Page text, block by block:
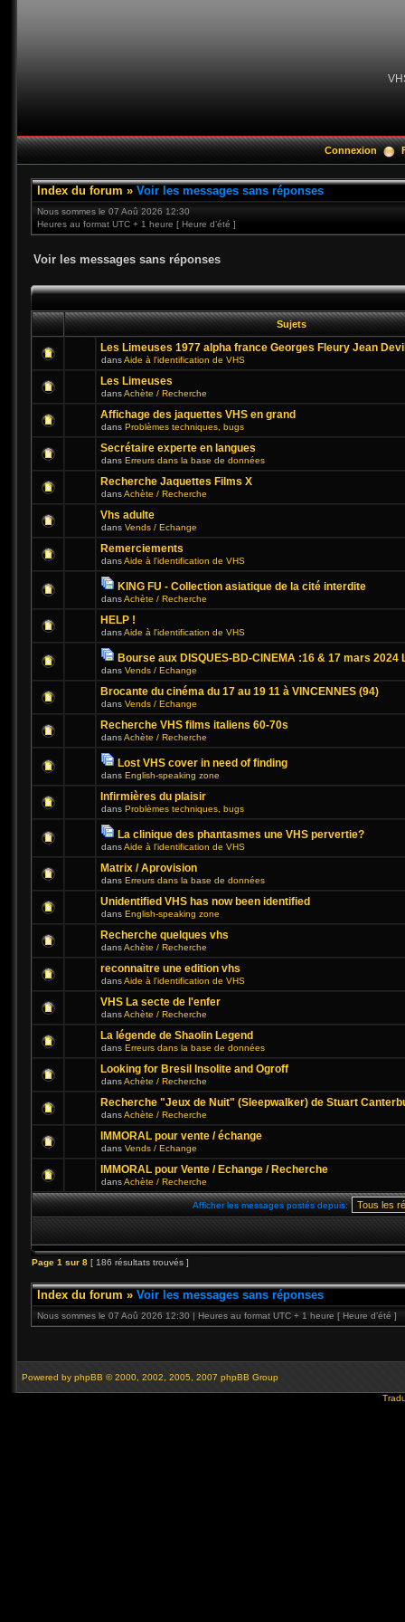
Connexion
Index du forum » Voir les messages sans réponses
Nous sommes le 07 Aoû 2026 12:30
Heures au format UTC + 1 heure [ Heure d’été ]
Voir les messages sans réponses
Sujets
Les Limeuses 1977 alpha france Georges Fleury Jean
dansAide à l'identification de VHS
Les Limeuses
dansAchète / Recherche
Affichage des jaquettes VHS en grand
dans Problèmes techniques, bugs
Secrétaire experte en langues
dans Erreurs dans la base de données
Recherche Jaquettes Films X
dansAchète / Recherche
Vhs adulte
dans Vends / Echange
Remerciements
dansAide à l'identification de VHS
KING FU - Collection asiatique de la cité interdite
dansAchète / Recherche
HELP !
dansAide à l'identification de VHS
Bourse aux DISQUES-BD-CINEMA :16 & 17 mars 2024
dans Vends / Echange
Brocante du cinéma du 17 au 19 11 à VINCENNES (94)
dans Vends / Echange
Recherche VHS films italiens 60-70s
dansAchète / Recherche
Lost VHS cover in need of finding
dans English-speaking zone
Infirmières du plaisir
dans Problèmes techniques, bugs
La clinique des phantasmes une VHS pervertie?
dansAide à l'identification de VHS
Matrix / Aprovision
dans Erreurs dans la base de données
Unidentified VHS has now been identified
dans English-speaking zone
Recherche quelques vhs
dansAchète / Recherche
reconnaitre une edition vhs
dansAide à l'identification de VHS
VHS La secte de l'enfer
dansAchète / Recherche
La légende de Shaolin Legend
dans Erreurs dans la base de données
Looking for Bresil Insolite and Ogroff
dansAchète / Recherche
Recherche "Jeux de Nuit" (Sleepwalker) de Stuart
dansAchète / Recherche
IMMORAL pour vente / échange
dans Vends / Echange
IMMORAL pour Vente / Echange / Recherche
dansAchète / Recherche
Afficher les messages postés depuis:
Page 1 sur 8 [ 186 résultats trouvés ]
Index du forum » Voir les messages sans réponses
Nous sommes le 07 Aoû 2026 12:30 | Heures au format UTC + 1 heure [ Heure d’été ]
Powered by phpBB © 2000, 2002, 2005, 2007 phpBB Group